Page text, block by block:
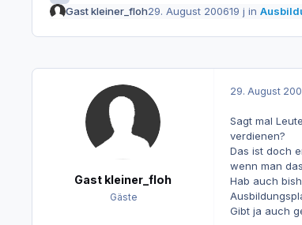
Gast kleiner_floh29. August 200619 j in
Gast kleiner_floh
Gäste
29. August
Sagt mal
verdienen?
Das ist doch
wenn man
Hab auch
Gibt ja auch